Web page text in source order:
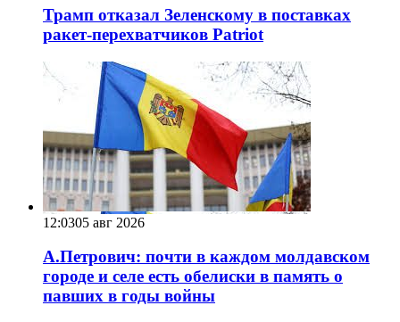
Трамп отказал Зеленскому в поставках
ракет-перехватчиков Patriot
12:0305 авг 2026
А.Петрович: почти в каждом молдавском
городе и селе есть обелиски в память о
павших в годы войны